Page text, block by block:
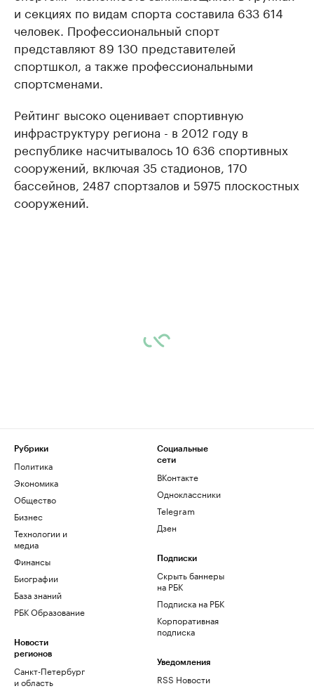
и секциях по видам спорта составила 633 614
человек. Профессиональный спорт
представляют 89 130 представителей
спортшкол, а также профессиональными
спортсменами.
Рейтинг высоко оценивает спортивную
инфраструктуру региона - в 2012 году в
республике насчитывалось 10 636 спортивных
сооружений, включая 35 стадионов, 170
бассейнов, 2487 спортзалов и 5975 плоскостных
сооружений.
Рубрики
Политика
Экономика
Общество
Бизнес
Технологии и
медиа
Финансы
Биографии
База знаний
РБК Образование
Новости
регионов
Санкт-Петербург
и область
Социальные
сети
ВКонтакте
Одноклассники
Telegram
Дзен
Подписки
Скрыть баннеры
на РБК
Подписка на РБК
Корпоративная
подписка
Уведомления
RSS Новости